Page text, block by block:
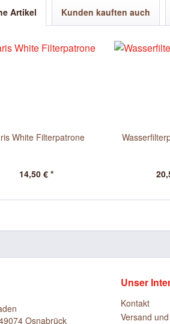
Artikel Kunden kauften auch
White Filterpatrone
14,50 € *
Osnabrück
Unser
Kontakt
Versand